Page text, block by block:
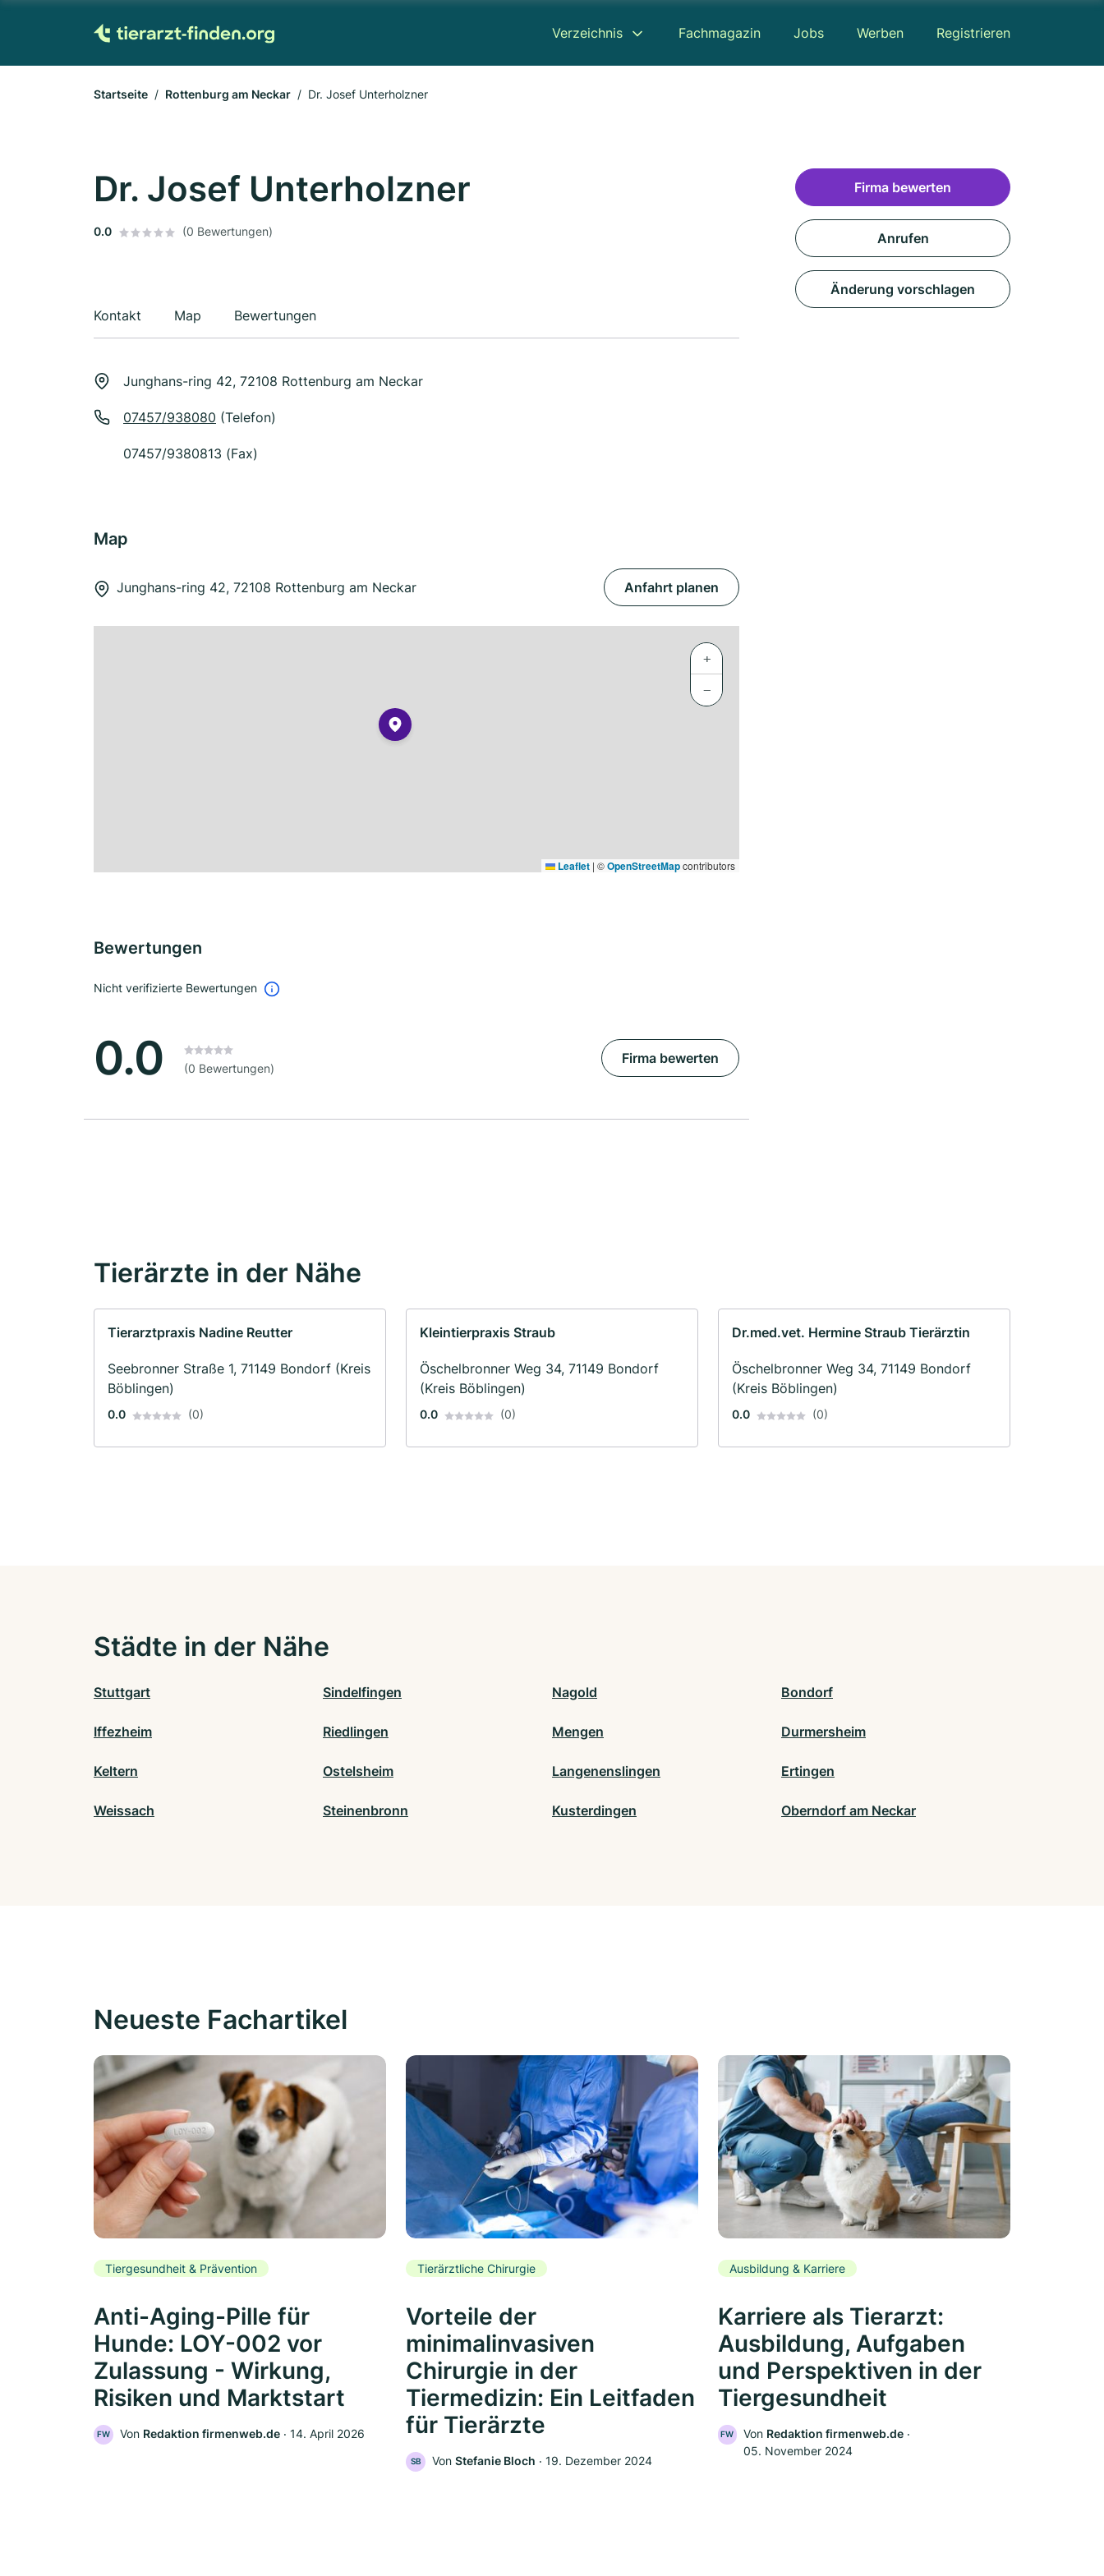
Verzeichnis Fachmagazin Jobs Werben Registrieren
Startseite Rottenburg am Neckar Dr. Josef Unterholzner
Dr. Josef Unterholzner
0.0 (0 Bewertungen)
Kontakt Map Bewertungen
Junghans-ring 42, 72108 Rottenburg am Neckar
07457/938080 (Telefon)
07457/9380813 (Fax)
Map
Junghans-ring 42, 72108 Rottenburg am Neckar Anfahrt planen
+
−
Leaflet | ©OpenStreetMapcontributors
Bewertungen
Nicht verifizierte Bewertungen
0.0 (0 Bewertungen)
Firma bewerten
Firma bewerten
Anrufen
Änderung vorschlagen
Tierärzte in der Nähe
Tierarztpraxis Nadine Reutter
Seebronner Straße 1, 71149 Bondorf (Kreis
Böblingen)
0.0 (0)
Kleintierpraxis Straub
Öschelbronner Weg 34, 71149 Bondorf
(Kreis Böblingen)
0.0 (0)
Dr.med.vet. Hermine Straub Tierärztin
Öschelbronner Weg 34, 71149 Bondorf
(Kreis Böblingen)
0.0 (0)
Städte in der Nähe
Stuttgart Sindelfingen Nagold Bondorf
Iffezheim Riedlingen Mengen Durmersheim
Keltern Ostelsheim Langenenslingen Ertingen
Weissach Steinenbronn Kusterdingen Oberndorf am Neckar
Neueste Fachartikel
Tiergesundheit & Prävention
Anti-Aging-Pille für
Hunde: LOY-002 vor
Zulassung - Wirkung,
Risiken und Marktstart
FW Von Redaktion firmenweb.de ‧ 14. April 2026
Tierärztliche Chirurgie
Vorteile der
minimalinvasiven
Chirurgie in der
Tiermedizin: Ein Leitfaden
für Tierärzte
SB Von Stefanie Bloch ‧ 19. Dezember 2024
Ausbildung & Karriere
Karriere als Tierarzt:
Ausbildung, Aufgaben
und Perspektiven in der
Tiergesundheit
FW Von Redaktion firmenweb.de‧
05. November 2024